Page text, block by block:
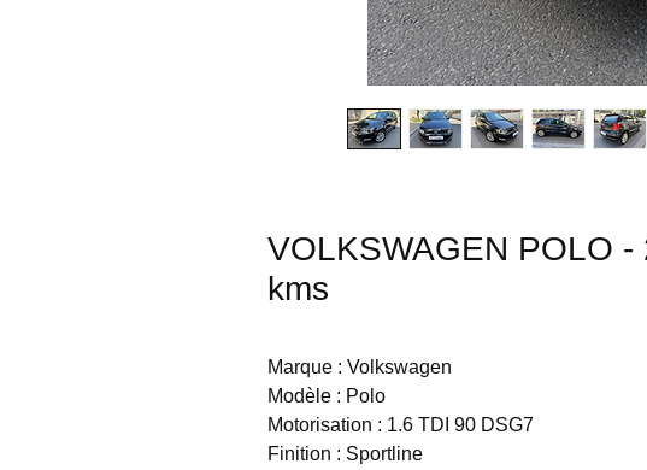
VOLKSWAGEN POLO
kms
Marque : Volkswagen
Modèle : Polo
Motorisation : 1.6 TDI 90 DSG7
Finition : Sportline